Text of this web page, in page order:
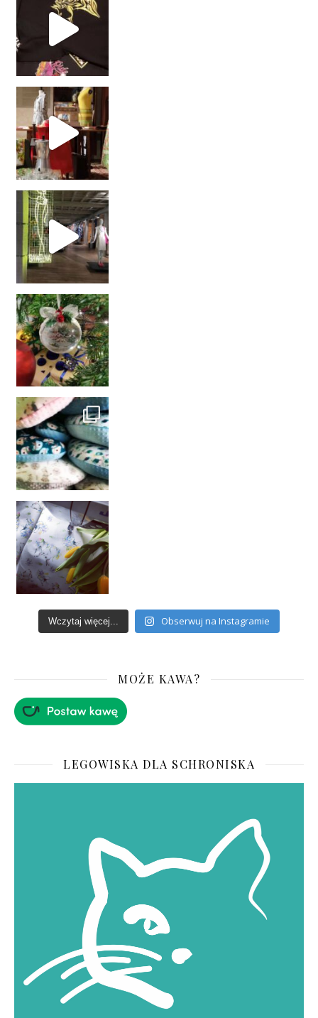
Wczytaj więcej... Obserwuj na Instagramie
MOŻE KAWA?
LEGOWISKA DLA SCHRONISKA